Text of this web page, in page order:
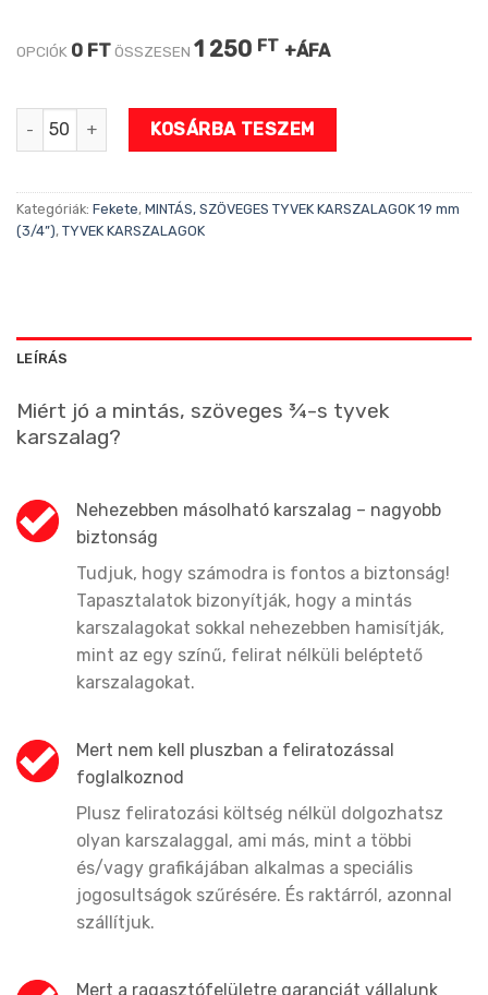
OPCIÓK 0 FTÖSSZESEN 1 250 FT +ÁFA
PARTY NARANCS 3/4 tyvek karszalag mennyiség
KOSÁRBA TESZEM
Kategóriák: Fekete, MINTÁS, SZÖVEGES TYVEK KARSZALAGOK 19 mm
(3/4”), TYVEK KARSZALAGOK
LEÍRÁS
Miért jó a mintás, szöveges ¾-s tyvek
karszalag?
Nehezebben másolható karszalag – nagyobb
biztonság
Tudjuk, hogy számodra is fontos a biztonság!
Tapasztalatok bizonyítják, hogy a mintás
karszalagokat sokkal nehezebben hamisítják,
mint az egy színű, felirat nélküli beléptető
karszalagokat.
Mert nem kell pluszban a feliratozással
foglalkoznod
Plusz feliratozási költség nélkül dolgozhatsz
olyan karszalaggal, ami más, mint a többi
és/vagy grafikájában alkalmas a speciális
jogosultságok szűrésére. És raktárról, azonnal
szállítjuk.
Mert a ragasztófelületre garanciát vállalunk